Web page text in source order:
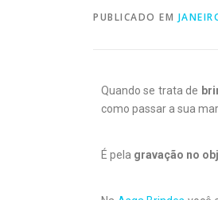
PUBLICADO EM
Quando se trata de
como passar a sua
É pela gravação no